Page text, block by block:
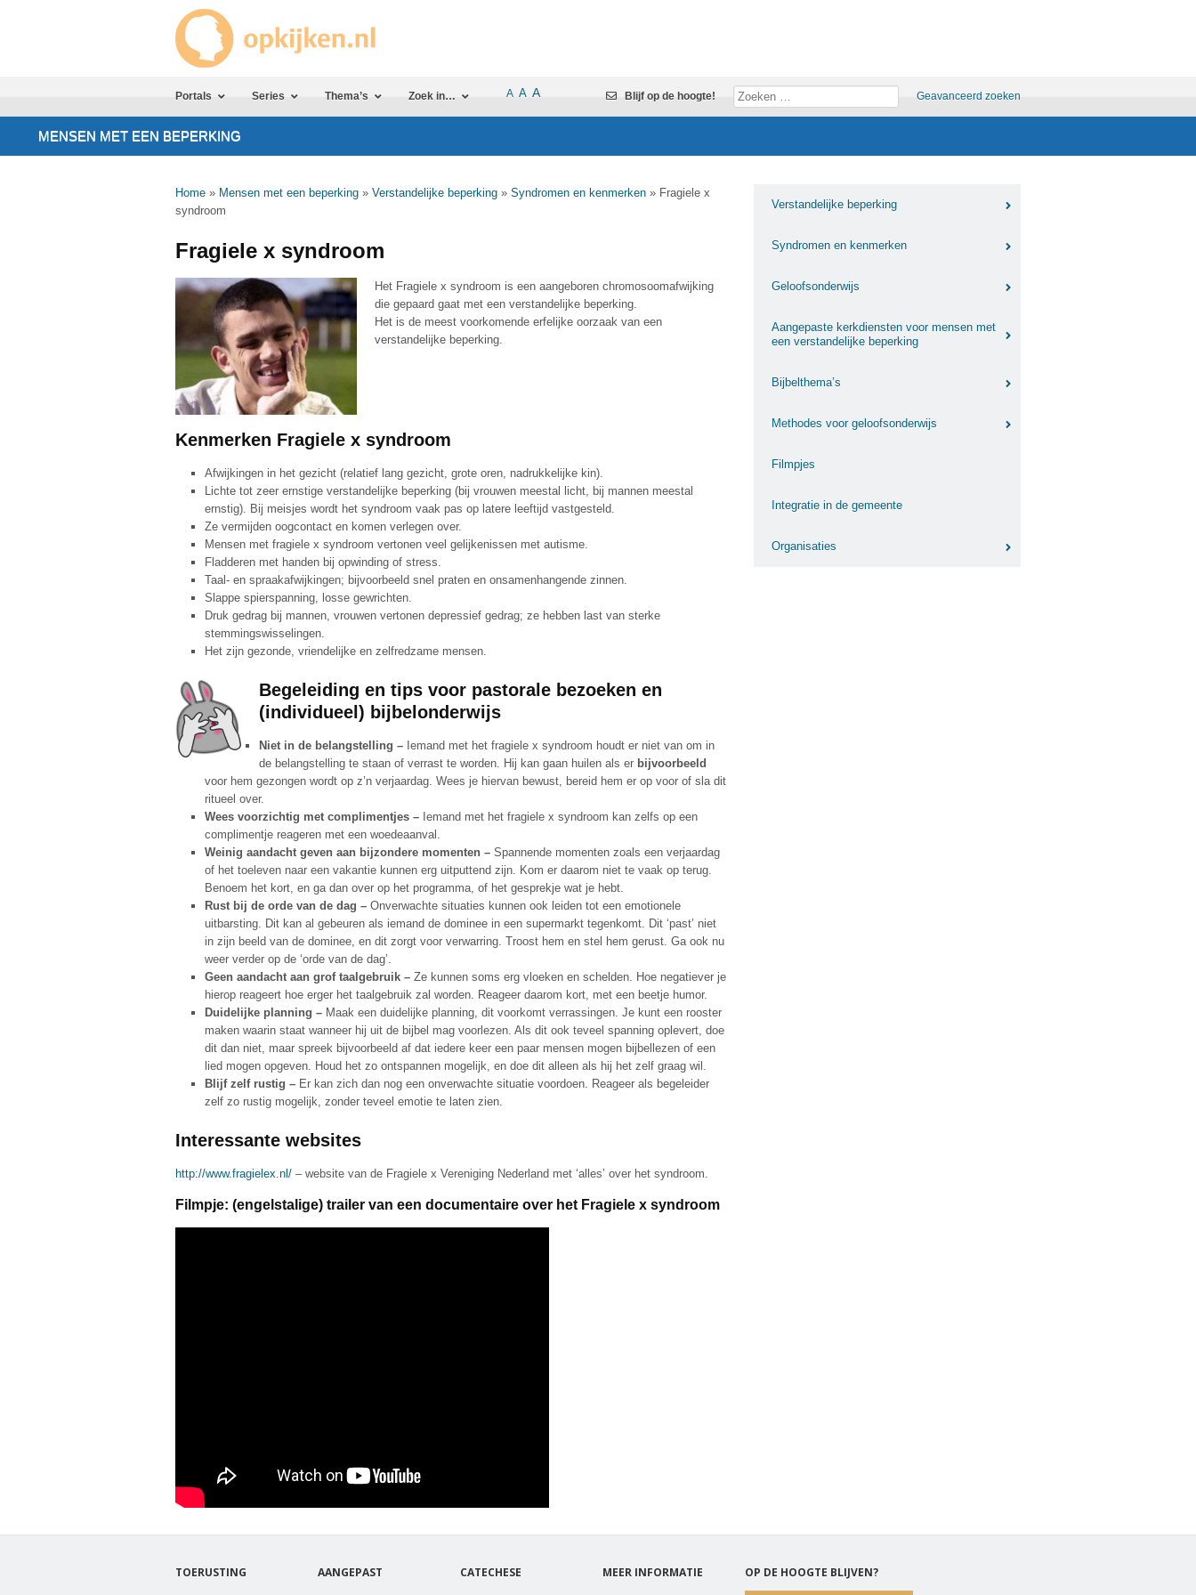
Portals Series Thema’s Zoek in… A A A Geavanceerd zoeken
Blijf op de hoogte!
MENSEN MET EEN BEPERKING
Home » Mensen met een beperking » Verstandelijke beperking » Syndromen en kenmerken » Fragiele x
syndroom
Fragiele x syndroom
Het Fragiele x syndroom is een aangeboren chromosoomafwijking
die gepaard gaat met een verstandelijke beperking.
Het is de meest voorkomende erfelijke oorzaak van een
verstandelijke beperking.
Kenmerken Fragiele x syndroom
Afwijkingen in het gezicht (relatief lang gezicht, grote oren, nadrukkelijke kin).
Lichte tot zeer ernstige verstandelijke beperking (bij vrouwen meestal licht, bij mannen meestal
ernstig). Bij meisjes wordt het syndroom vaak pas op latere leeftijd vastgesteld.
Ze vermijden oogcontact en komen verlegen over.
Mensen met fragiele x syndroom vertonen veel gelijkenissen met autisme.
Fladderen met handen bij opwinding of stress.
Taal- en spraakafwijkingen; bijvoorbeeld snel praten en onsamenhangende zinnen.
Slappe spierspanning, losse gewrichten.
Druk gedrag bij mannen, vrouwen vertonen depressief gedrag; ze hebben last van sterke
stemmingswisselingen.
Het zijn gezonde, vriendelijke en zelfredzame mensen.
Begeleiding en tips voor pastorale bezoeken en
(individueel) bijbelonderwijs
Niet in de belangstelling – Iemand met het fragiele x syndroom houdt er niet van om in
de belangstelling te staan of verrast te worden. Hij kan gaan huilen als er bijvoorbeeld
voor hem gezongen wordt op z’n verjaardag. Wees je hiervan bewust, bereid hem er op voor of sla dit
ritueel over.
Wees voorzichtig met complimentjes –Iemand met het fragiele x syndroom kan zelfs op een
complimentje reageren met een woedeaanval.
Weinig aandacht geven aan bijzondere momenten – Spannende momenten zoals een verjaardag
of het toeleven naar een vakantie kunnen erg uitputtend zijn. Kom er daarom niet te vaak op terug.
Benoem het kort, en ga dan over op het programma, of het gesprekje wat je hebt.
Rust bij de orde van de dag – Onverwachte situaties kunnen ook leiden tot een emotionele
uitbarsting. Dit kan al gebeuren als iemand de dominee in een supermarkt tegenkomt. Dit ‘past’ niet
in zijn beeld van de dominee, en dit zorgt voor verwarring. Troost hem en stel hem gerust. Ga ook nu
weer verder op de ‘orde van de dag’.
Geen aandacht aan grof taalgebruik – Ze kunnen soms erg vloeken en schelden. Hoe negatiever je
hierop reageert hoe erger het taalgebruik zal worden. Reageer daarom kort, met een beetje humor.
Duidelijke planning – Maak een duidelijke planning, dit voorkomt verrassingen. Je kunt een rooster
maken waarin staat wanneer hij uit de bijbel mag voorlezen. Als dit ook teveel spanning oplevert, doe
dit dan niet, maar spreek bijvoorbeeld af dat iedere keer een paar mensen mogen bijbellezen of een
lied mogen opgeven. Houd het zo ontspannen mogelijk, en doe dit alleen als hij het zelf graag wil.
Blijf zelf rustig – Er kan zich dan nog een onverwachte situatie voordoen. Reageer als begeleider
zelf zo rustig mogelijk, zonder teveel emotie te laten zien.
Interessante websites
http://www.fragielex.nl/ – website van de Fragiele x Vereniging Nederland met ‘alles’ over het syndroom.
Filmpje: (engelstalige) trailer van een documentaire over het Fragiele x syndroom
Verstandelijke beperking
Syndromen en kenmerken
Geloofsonderwijs
Aangepaste kerkdiensten voor mensen met
een verstandelijke beperking
Bijbelthema’s
Methodes voor geloofsonderwijs
Filmpjes
Integratie in de gemeente
Organisaties
TOERUSTING AANGEPAST CATECHESE MEER INFORMATIE OP DE HOOGTE BLIJVEN?